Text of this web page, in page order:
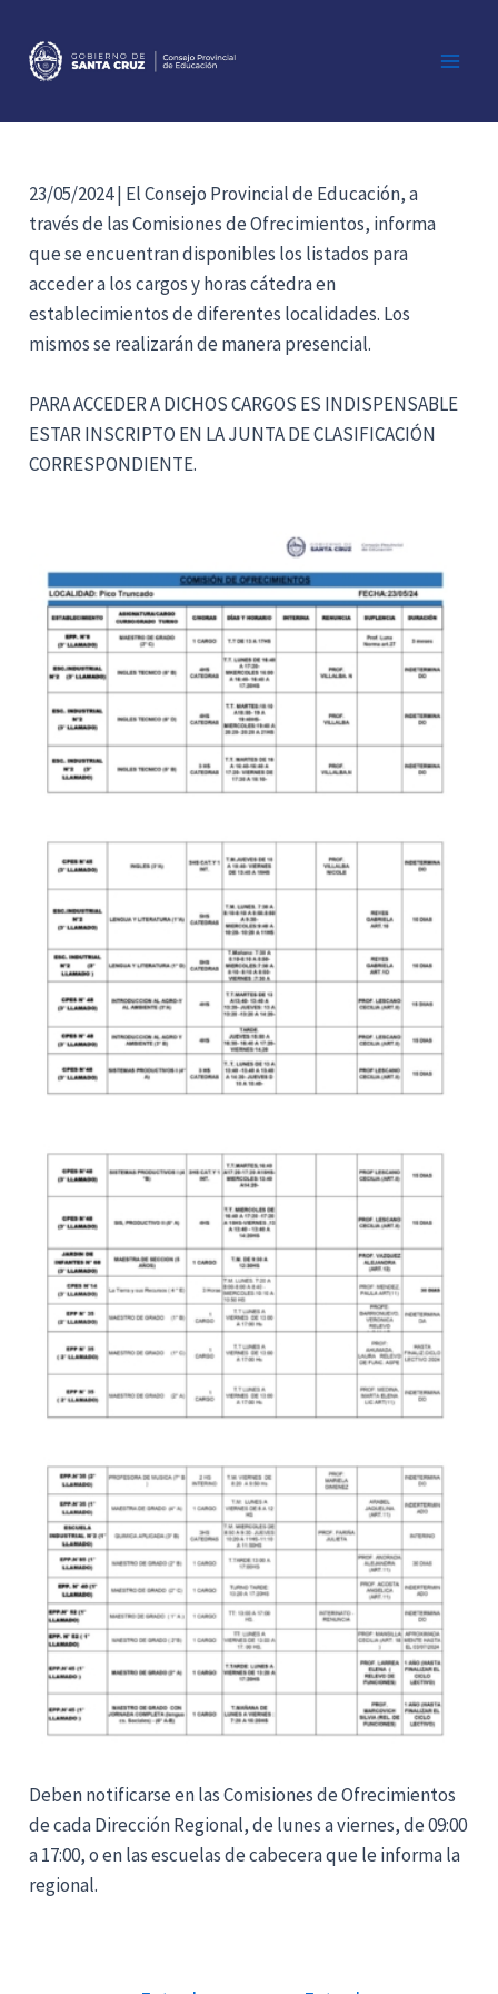
contenido
23/05/2024 | El Consejo Provincial de Educación, a
través de las Comisiones de Ofrecimientos, informa
que se encuentran disponibles los listados para
acceder a los cargos y horas cátedra en
establecimientos de diferentes localidades. Los
mismos se realizarán de manera presencial.
PARA ACCEDER A DICHOS CARGOS ES INDISPENSABLE
ESTAR INSCRIPTO EN LA JUNTA DE CLASIFICACIÓN
CORRESPONDIENTE.
Deben notificarse en las Comisiones de Ofrecimientos
de cada Dirección Regional, de lunes a viernes, de 09:00
a 17:00, o en las escuelas de cabecera que le informa la
regional.